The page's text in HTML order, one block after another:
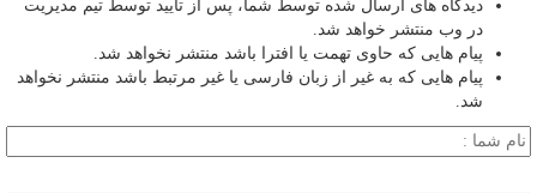
دیدگاه های ارسال شده توسط شما، پس از تایید توسط تیم مدیریت
در وب منتشر خواهد شد.
پیام هایی که حاوی تهمت یا افترا باشد منتشر نخواهد شد.
پیام هایی که به غیر از زبان فارسی یا غیر مرتبط باشد منتشر نخواهد
شد.